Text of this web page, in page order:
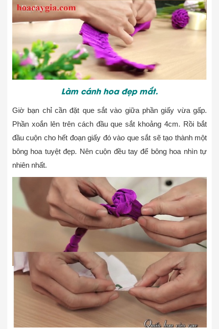
Làm cánh hoa đẹp mắt.
Giờ bạn chỉ cần đặt que sắt vào giữa phần giấy vừa gấp.
Phần xoắn lên trên cách đầu que sắt khoảng 4cm. Rồi bắt
đầu cuộn cho hết đoạn giấy đó vào que sắt sẽ tạo thành một
bông hoa tuyệt đẹp. Nên cuộn đều tay để bông hoa nhìn tự
nhiên nhất.